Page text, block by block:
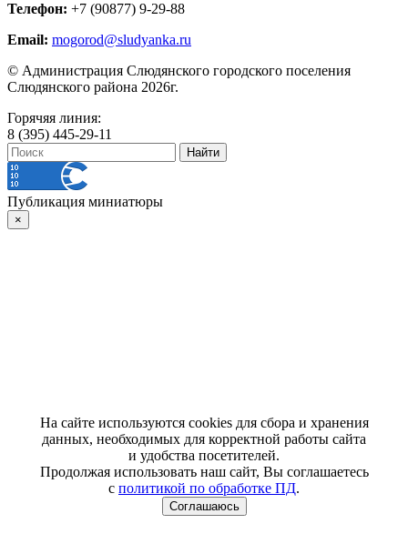
Телефон: +7 (90877) 9-29-88
Email: mogorod@sludyanka.ru
© Администрация Слюдянского городского поселения
Слюдянского района 2026г.
Горячяя линия:
8 (395) 445-29-11
Публикация миниатюры
×
На сайте используются cookies для сбора и хранения
данных, необходимых для корректной работы сайта
и удобства посетителей.
Продолжая использовать наш сайт, Вы соглашаетесь
с политикой по обработке ПД.
Соглашаюсь